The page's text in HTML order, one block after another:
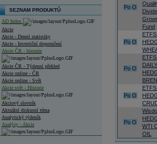
SEZNAM PRODUKTŮ
AD Index
Akcie
Akcie - Denní statistiky
Akcie - Investiční doporučení
Akcie ČR - historie
Akcie ČR - Týdenní přehled
Akcie online - ČR
Akcie online - Svět
Akcie svět - Historie
Akciový slovník
Aktuální diskusní téma
Analytický týdeník
Analýzy - Akcie
Po O
Fund
Po O
Po O
DAILY
Po O
Po O
WTI
OIL